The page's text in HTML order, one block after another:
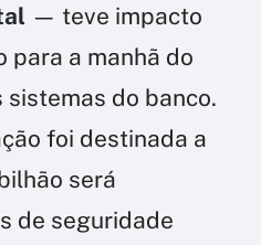
— teve impacto
para a manhã do
sistemas do banco.
foi destinada a
será
de seguridade